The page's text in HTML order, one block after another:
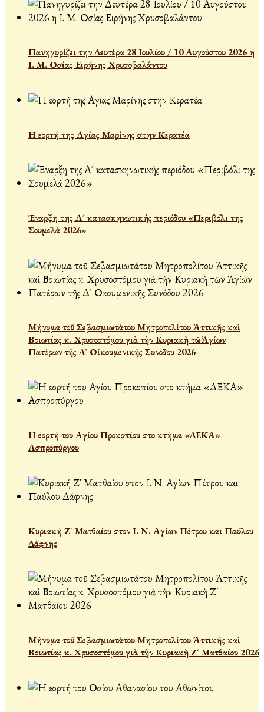
Πανηγυρίζει την Δευτέρα 28 Ιουλίου / 10 Αυγούστου 2026 η
Ι. Μ. Οσίας Ειρήνης Χρυσοβαλάντου
Η εορτή της Αγίας Μαρίνης στην Κερατέα
Έναρξη της Α´ κατασκηνωτικής περιόδου «Περιβόλι της
Σουμελά 2026»
Μήνυμα τοῦ Σεβασμιωτάτου Μητροπολίτου Ἀττικῆς καὶ
Βοιωτίας κ. Χρυσοστόμου γιὰ τὴν Κυριακὴ τῶν Ἁγίων
Πατέρων τῆς Δ´ Οἰκουμενικῆς Συνόδου 2026
Η εορτή του Αγίου Προκοπίου στο κτήμα «ΔΕΚΑ»
Ασπροπύργου
Κυριακή Ζ' Ματθαίου στον Ι. Ν. Αγίων Πέτρου και Παύλου
Δάφνης
Μήνυμα τοῦ Σεβασμιωτάτου Μητροπολίτου Ἀττικῆς καὶ
Βοιωτίας κ. Χρυσοστόμου γιὰ τὴν Κυριακὴ Ζ΄ Ματθαίου 2026